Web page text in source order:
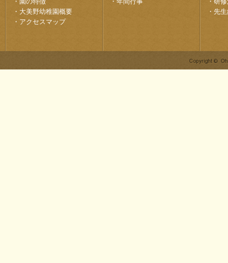
・ 大美野幼稚園概要
・ アクセスマップ
・ 先